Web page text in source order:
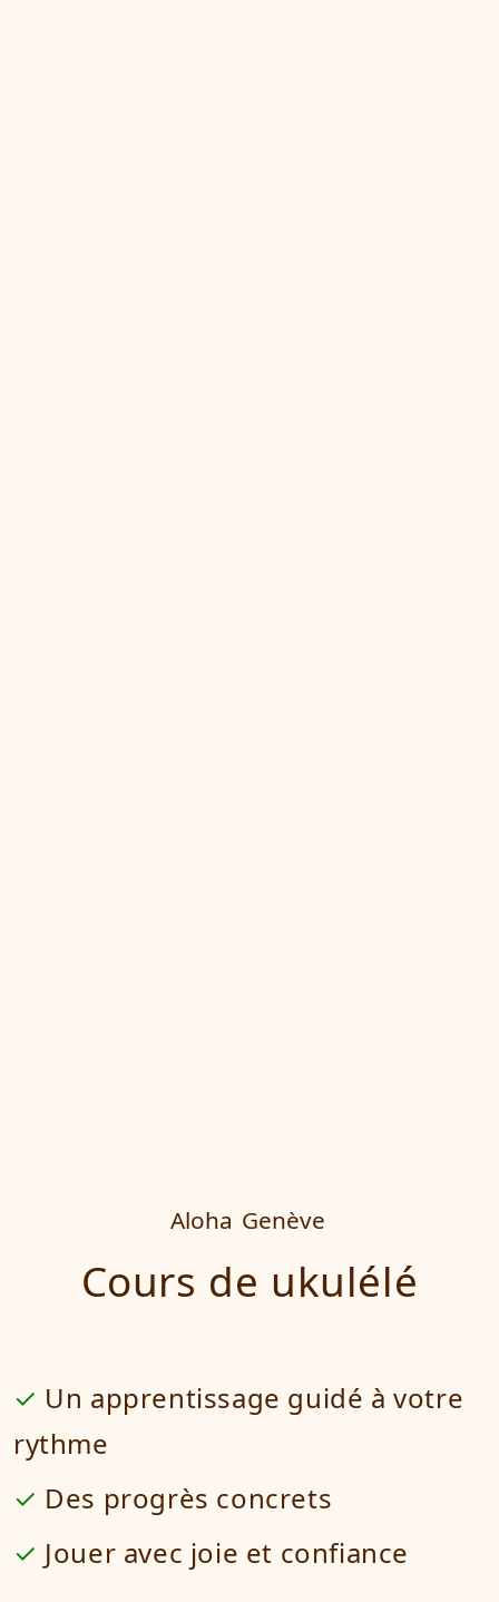
Aloha Genève
Cours de ukulélé
Un apprentissage guidé à votre
rythme
Des progrès concrets
Jouer avec joie et confiance